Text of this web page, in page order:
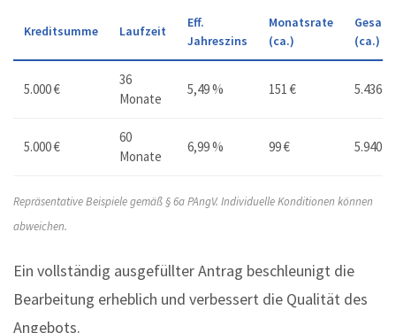
Kreditsumme Laufzeit
Eff.
Jahreszins
Monatsrate
(ca.)
(ca.)
5.000 €
36
Monate
5,49 % 151 € 5.436 €
5.000 €
60
Monate
6,99 % 99 € 5.940 €
Repräsentative Beispiele gemäß § 6a PAngV. Individuelle Konditionen können
abweichen.
Ein vollständig ausgefüllter Antrag beschleunigt die
Bearbeitung erheblich und verbessert die Qualität des
Angebots.